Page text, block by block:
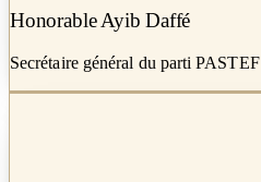
Honorable Ayib Daffé
Secrétaire général du parti PASTEF